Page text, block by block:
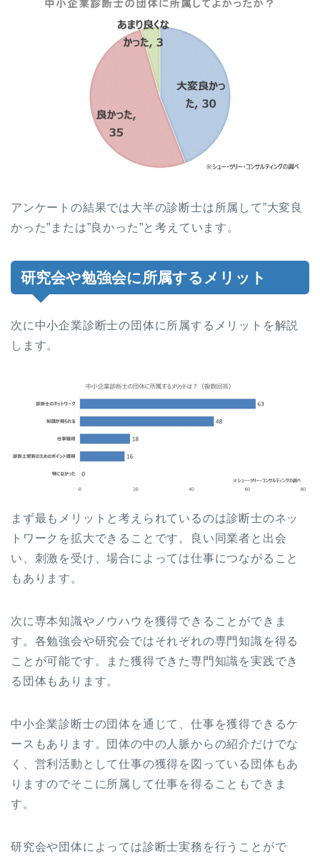
アンケートの結果では大半の診断士は所属して”大変良
かった”または”良かった”と考えています。
研究会や勉強会に所属するメリット
次に中小企業診断士の団体に所属するメリットを解説
します。
まず最もメリットと考えられているのは診断士のネッ
トワークを拡大できることです。良い同業者と出会
い、刺激を受け、場合によっては仕事につながること
もあります。
次に専本知識やノウハウを獲得できることができま
す。各勉強会や研究会ではそれぞれの専門知識を得る
ことが可能です。また獲得できた専門知識を実践でき
る団体もあります。
中小企業診断士の団体を通じて、仕事を獲得できるケ
ースもあります。団体の中の人脈からの紹介だけでな
く、営利活動として仕事の獲得を図っている団体もあ
りますのでそこに所属して仕事を得ることもできま
す。
研究会や団体によっては診断士実務を行うことがで